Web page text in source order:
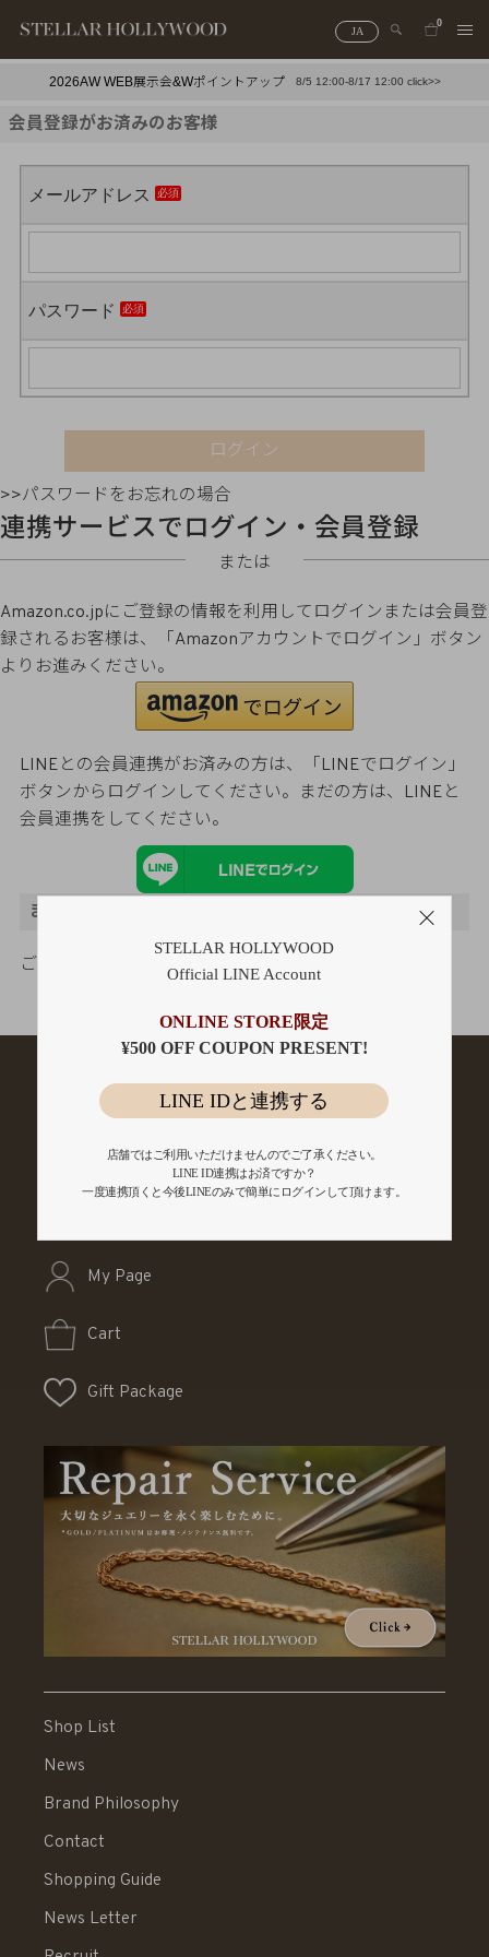
JA
0
2026AW WEB展示会&Wポイントアップ 8/5 12:00-8/17 12:00 click>>
会員登録がお済みのお客様
メールアドレス
パスワード
ログイン
>>パスワードをお忘れの場合
連携サービスでログイン・会員登録
または
Amazon.co.jpにご登録の情報を利用してログインまたは会員登
録されるお客様は、「Amazonアカウントでログイン」ボタン
よりお進みください。
LINEとの会員連携がお済みの方は、「LINEでログイン」
ボタンからログインしてください。まだの方は、
LINEと
会員連携をしてください。
まだご登録がお済みでないお客様
ご購入金額の3％をポイント還元
My Page
Cart
Gift Package
Shop List
News
Brand Philosophy
Contact
Shopping Guide
News Letter
STELLAR HOLLYWOOD
Official LINE Account
ONLINE STORE限定
¥500 OFF COUPON PRESENT!
LINE IDと連携する
店舗ではご利用いただけませんのでご了承ください。
LINE ID連携はお済ですか？
一度連携頂くと今後LINEのみで簡単にログインして頂けます。